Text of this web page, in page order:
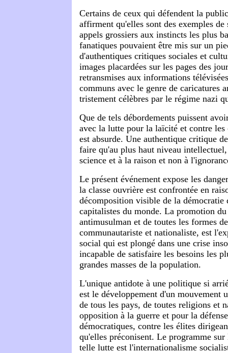
Certains de ceux qui défendent la
affirment qu'elles sont des exemples de
appels grossiers aux instincts les plus
fanatiques pouvaient être mis sur un
d'authentiques critiques sociales et
images placardées sur les pages des
retransmises aux informations
communs avec le genre de caricatures
tristement célèbres par le régime nazi
Que de tels débordements puissent
avec la lutte pour la laïcité et contre les
est absurde. Une authentique critique
faire qu'au plus haut niveau
science et à la raison et non à
Le présent événement expose les
la classe ouvrière est confrontée en
décomposition visible de la démocratie
capitalistes du monde. La promotion
antimusulman et de toutes les formes
communautariste et nationaliste, est
social qui est plongé dans une crise
incapable de satisfaire les besoins les
grandes masses de la population.
L'unique antidote à une politique si
est le développement d'un mouvement
de tous les pays, de toutes religions et
opposition à la guerre et pour la
démocratiques, contre les élites
qu'elles préconisent. Le programme
telle lutte est l'internationalisme